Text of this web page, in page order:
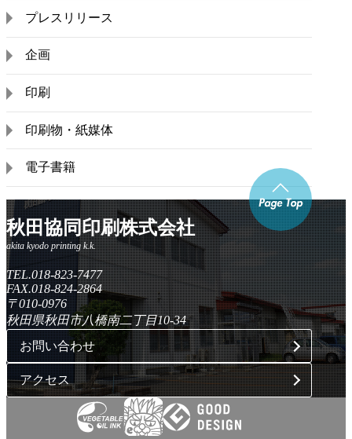
プレスリリース
企画
印刷
印刷物・紙媒体
電子書籍
秋田協同印刷株式会社
TEL.018-823-7477
FAX.018-824-2864
〒010-0976
秋田県秋田市八橋南二丁目10-34
お問い合わせ
アクセス